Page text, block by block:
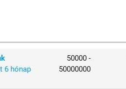
6 hónap
50000 -
50000000